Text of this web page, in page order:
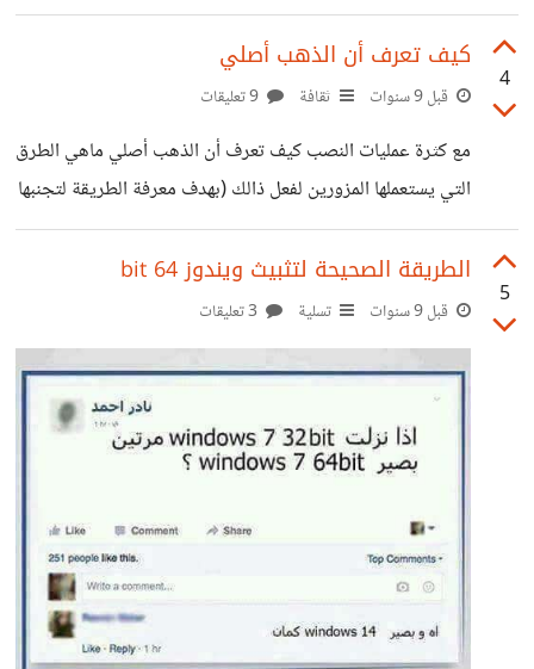
أستمع إلى الأغاني يوميا سأتحسن لو كانت لك طريقة ساعدتك
في تعلم اللغة الإنجليزية فشاركني بها
4
كيف تعرف أن الذهب أصلي
قبل 9 سنوات ثقافة
مع كثرة عمليات النصب كيف تعرف أن الذهب أصلي ماهي الطرق
التي يستعملها المزورين لفعل ذالك (بهدف معرفة الطريقة لتجنبها
ليس لتطبيقها)
5
الطريقة الصحيحة لتثبيث ويندوز 64 bit
قبل 9 سنوات تسلية